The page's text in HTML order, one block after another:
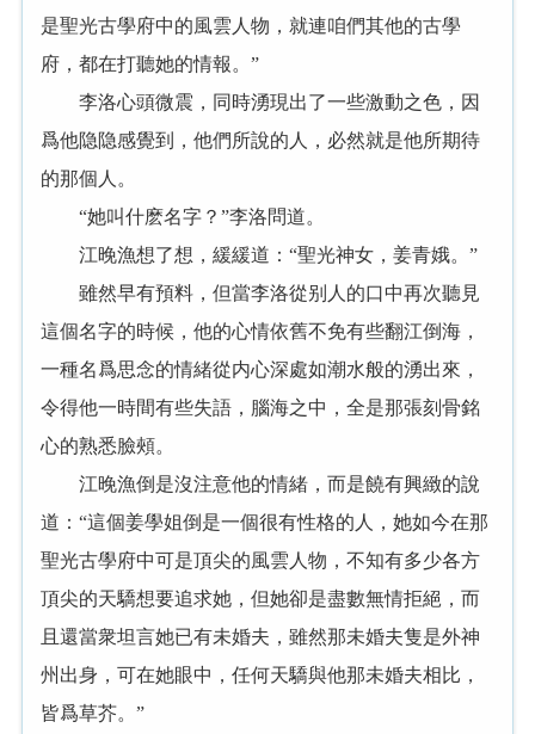
是聖光古學府中的風雲人物，就連咱們其他的古學
府，都在打聽她的情報。”
李洛心頭微震，同時湧現出了一些激動之色，因
爲他隐隐感覺到，他們所說的人，必然就是他所期待
的那個人。
“她叫什麽名字？”李洛問道。
江晚漁想了想，緩緩道：“聖光神女，姜青娥。”
雖然早有預料，但當李洛從别人的口中再次聽見
這個名字的時候，他的心情依舊不免有些翻江倒海，
一種名爲思念的情緒從内心深處如潮水般的湧出來，
令得他一時間有些失語，腦海之中，全是那張刻骨銘
心的熟悉臉頰。
江晚漁倒是沒注意他的情緒，而是饒有興緻的說
道：“這個姜學姐倒是一個很有性格的人，她如今在那
聖光古學府中可是頂尖的風雲人物，不知有多少各方
頂尖的天驕想要追求她，但她卻是盡數無情拒絕，而
且還當衆坦言她已有未婚夫，雖然那未婚夫隻是外神
州出身，可在她眼中，任何天驕與他那未婚夫相比，
皆爲草芥。”